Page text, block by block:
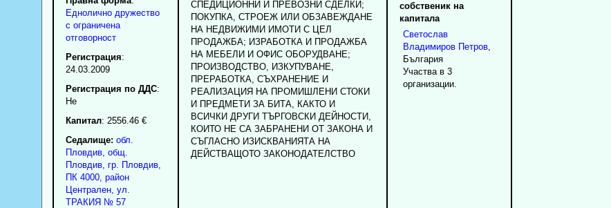
Еднолично дружество
с ограничена
отговорност
Регистрация:
24.03.2009
Регистрация по ДДС:
Нe
Капитал: 2556.46 €
Седалище: обл.
Пловдив, общ.
Пловдив, гр. Пловдив,
ПК 4000, район
Централен, ул.
ТРАКИЯ № 57
СПЕДИЦИОННИ И ПРЕВОЗНИ СДЕЛКИ;
ПОКУПКА, СТРОЕЖ ИЛИ ОБЗАВЕЖДАНЕ
НА НЕДВИЖИМИ ИМОТИ С ЦЕЛ
ПРОДАЖБА; ИЗРАБОТКА И ПРОДАЖБА
НА МЕБЕЛИ И ОФИС ОБОРУДВАНЕ;
ПРОИЗВОДСТВО, ИЗКУПУВАНЕ,
ПРЕРАБОТКА, СЪХРАНЕНИЕ И
РЕАЛИЗАЦИЯ НА ПРОМИШЛЕНИ СТОКИ
И ПРЕДМЕТИ ЗА БИТА, КАКТО И
ВСИЧКИ ДРУГИ ТЪРГОВСКИ ДЕЙНОСТИ,
КОИТО НЕ СА ЗАБРАНЕНИ ОТ ЗАКОНА И
СЪГЛАСНО ИЗИСКВАНИЯТА НА
ДЕЙСТВАЩОТО ЗАКОНОДАТЕЛСТВО
собственик на
капитала
Светослав
Владимиров Петров,
България
Участва в 3
организации.